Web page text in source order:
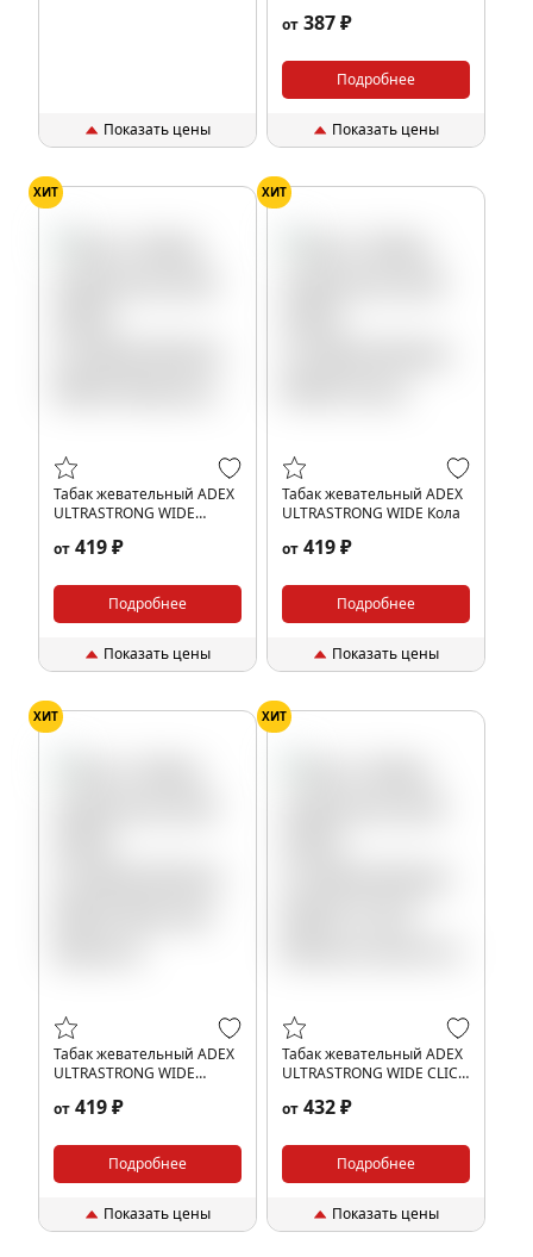
Показать цены
от 387 ₽
Подробнее
Показать цены
ХИТ
Табак жевательный ADEX
ULTRASTRONG WIDE
от 419 ₽
Подробнее
Показать цены
ХИТ
Табак жевательный ADEX
ULTRASTRONG WIDE Кола
от 419 ₽
Подробнее
Показать цены
ХИТ
Табак жевательный ADEX
ULTRASTRONG WIDE
от 419 ₽
Подробнее
Показать цены
ХИТ
Табак жевательный ADEX
ULTRASTRONG WIDE CLICK
от 432 ₽
Подробнее
Показать цены